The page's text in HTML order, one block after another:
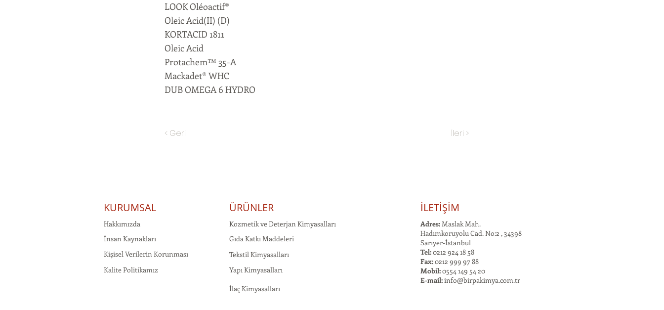
LOOK Oléoactif®
Oleic Acid(II) (D)
KORTACID 1811
Oleic Acid
Protachem™ 35-A
Mackadet® WHC
DUB OMEGA 6 HYDRO
< Geri İleri >
KURUMSAL
Hakkımızda
İnsan Kaynakları
Kişisel Verilerin Korunması
Kalite Politikamız
ÜRÜNLER
Kozmetik ve Deterjan Kimyasalları
Gıda Katkı Maddeleri
Tekstil Kimyasalları
Yapı Kimyasalları
İlaç Kimyasalları
İLETİŞİM
Adres:Maslak Mah.
Hadımkoruyolu Cad. No:2 , 34398
Sarıyer-İstanbul
Tel:0212 924 18 58
Fax:0212 999 97 88
Mobil:0554 149 54 20
E-mail:info@birpakimya.com.tr